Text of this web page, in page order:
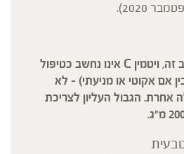
2020).
חשוב להבהיר כי בשלב זה, ויטמין C אינו נחשב כטיפול
אם אקוטי או מניעתי) – לא
אחרת. הגבול העליון לצריכת